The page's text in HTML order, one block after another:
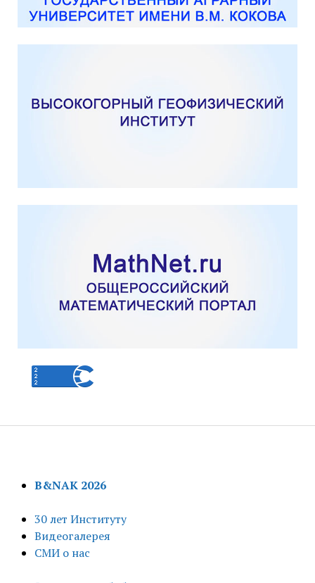
B&NAK 2026
30 лет Институту
Видеогалерея
СМИ о нас